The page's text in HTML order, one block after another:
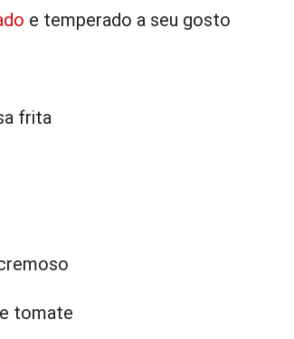
e temperado a seu gosto
frita
tomate